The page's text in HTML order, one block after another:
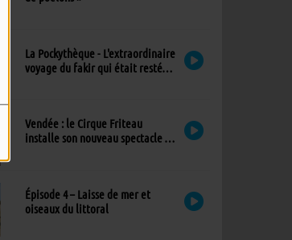
La Pockythèque - L'extraordinaire
voyage du fakir qui était resté
Vendée : le Cirque Friteau
installe son nouveau spectacle à
Épisode 4 – Laisse de mer et
oiseaux du littoral